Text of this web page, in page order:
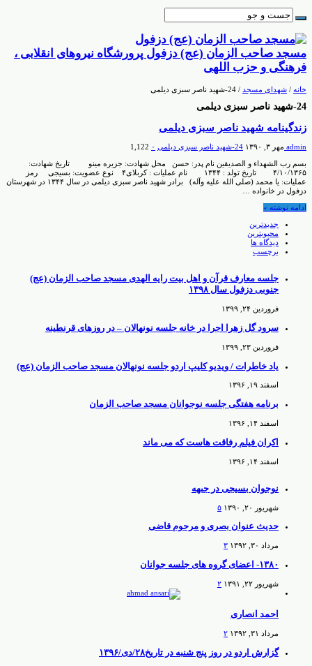
مسجد صاحب الزمان (عج) دزفول پرورشگاه نیروهای انقلابی ،
فرهنگی و حزب اللهی
خانه / شهدای مسجد / 24-شهید ناصر سبزی دیلمی
24-شهید ناصر سبزی دیلمی
زندگینامه شهید ناصر سبزی دیلمی
admin مهر ۳, ۱۳۹۰ 24-شهید ناصر سبزی دیلمی ۰ 1,122
بسم رب الشهداء و الصدیقین نام پدر: حسن محل شهادت: جزیره مینو تاریخ شهادت:
۴/۱۰/۱۳۶۵ تاریخ تولد : ۱۳۴۴ نام عملیات : کربلای۴ نوع عضویت: بسیجی رمز
عملیات: یا محمد (صلی الله علیه وآله) برادر شهید ناصر سبزی دیلمی در سال ۱۳۴۴ در شهرستان
دزفول در خانواده …
ادامه نوشته »
جدیدترین
محبوبترین
دیدگاه ها
برچسب
جلسه معارف قرآن و اهل بیت رایه الهدی مسجد صاحب الزمان (عج)
جنوبی دزفول سال ۱۳۹۸
فروردین ۲۴, ۱۳۹۹
سرود گل زهرا اجرا در خانه جلسه نونهالان – در روزهای قرنطینه
فروردین ۲۳, ۱۳۹۹
یاد خاطرات / ویدیو کلیپ اردو جلسه نونهالان مسجد صاحب الزمان (عج)
اسفند ۱۹, ۱۳۹۶
برنامه هفتگی جلسه نوجوانان مسجد صاحب الزمان
اسفند ۱۴, ۱۳۹۶
اکران فیلم رفاقت هاست که می ماند
اسفند ۱۴, ۱۳۹۶
نوجوان بسیجی در جبهه
شهریور ۲۰, ۱۳۹۰ ۵
حدیث عنوان بصری و مرحوم قاضی
مرداد ۳۰, ۱۳۹۲ ۳
۱۳۸۰- اعضای گروه های جلسه جوانان
شهریور ۲۲, ۱۳۹۱ ۲
احمد انصاری
مرداد ۳۱, ۱۳۹۲ ۲
گزارش اردو در روز پنج شنبه در تاریخ۲۸/دی/۱۳۹۶